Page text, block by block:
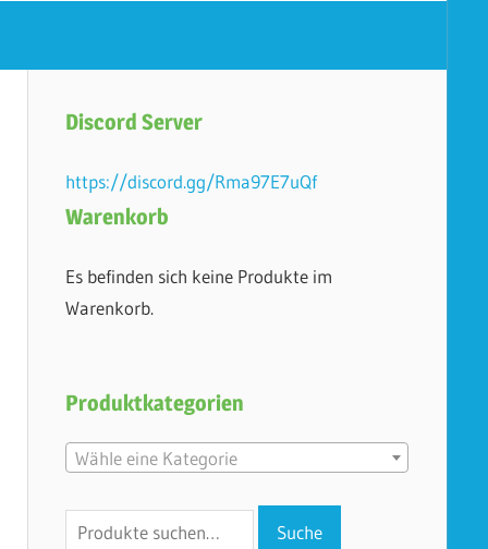
Discord Server
https://discord.gg/Rma97E7uQf
Warenkorb
Es befinden sich keine Produkte im
Warenkorb.
Produktkategorien
Wähle eine Kategorie
Suche